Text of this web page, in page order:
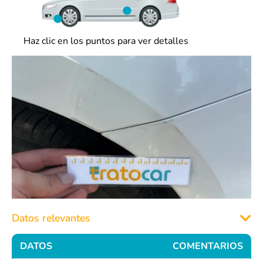
Haz clic en los puntos para ver detalles
Datos relevantes
DATOS
COMENTARIOS